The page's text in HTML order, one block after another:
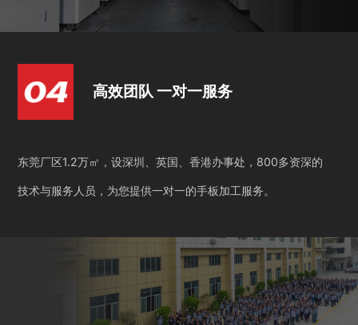
高效团队 一对一服务
东莞厂区1.2万㎡，设深圳、英国、香港办事处，800多资深的
技术与服务人员，为您提供一对一的手板加工服务。